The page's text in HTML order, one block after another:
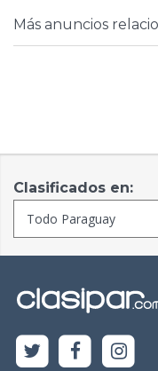
Más anuncios
Clasificados en: